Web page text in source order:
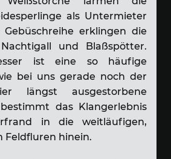
als Untermieter
erklingen die
und Blaßspötter.
ist eine so häufige
bei uns gerade noch der
längst ausgestorbene
das Klangerlebnis
in die weitläufigen,
hinein.